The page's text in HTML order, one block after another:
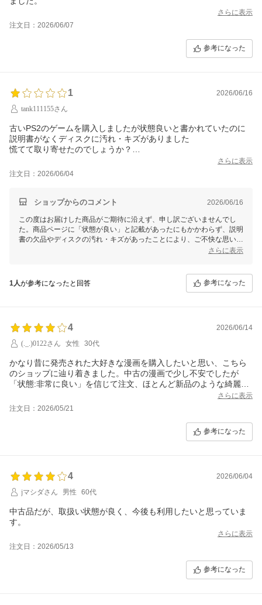
さらに表示
注文日：2026/06/07
参考になった
1
2026/06/16
tank111155さん
古いPS2のゲームを購入しましたが状態良いと書かれていたのに
説明書がなくディスクに汚れ・キズがありました
慌てて取り寄せたのでしょうか？
商売ですし色々あるでしょうが最低限ディスクの汚れとキズくら
いは確認と清掃をしていただきたかったです
さらに表示
注文日：2026/06/04
ショップからのコメント 2026/06/16
この度はお届けした商品がご期待に沿えず、申し訳ございませんでし
た。商品ページに「状態が良い」と記載があったにもかかわらず、説明
書の欠品やディスクの汚れ・キズがあったことにより、ご不快な思いを
け取りいただけるよう努めるべきでしたが、このような結果となり深く
反省しております。頂戴したご意見を真摯に受け止め、今後の商品検品
ら、お手数をおかけいたしますが、直接ご連絡いただけますと幸いで
す。今後ともお客様に満足いただけるサービスを目指してまいりますの
で、何卒よろしくお願い申し上げます。
さらに表示
1人が参考になったと回答 参考になった
4
2026/06/14
(._.)0122さん
女性 30代
かなり昔に発売された大好きな漫画を購入したいと思い、こちら
のショップに辿り着きました。中古の漫画で少し不安でしたが
「状態:非常に良い」を信じて注文、ほとんど新品のような綺麗な
発送も丁寧にして頂き、また用があればこちらのショップを利用
さらに表示
注文日：2026/05/21
参考になった
4
2026/06/04
jマシダさん
男性 60代
中古品だが、取扱い状態が良く、今後も利用したいと思っていま
す。
さらに表示
注文日：2026/05/13
参考になった